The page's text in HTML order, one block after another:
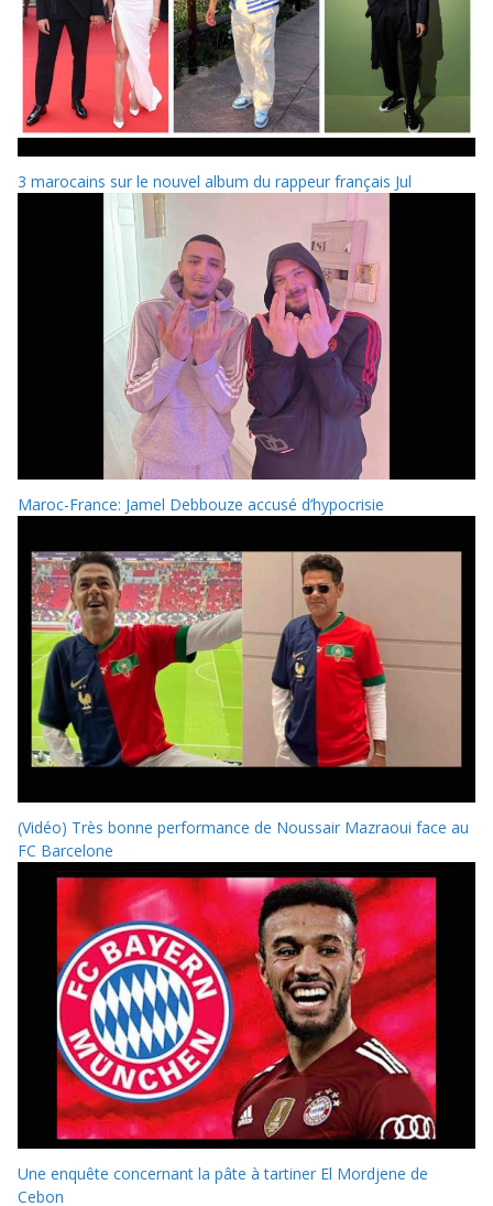
3 marocains sur le nouvel album du rappeur français Jul
Maroc-France: Jamel Debbouze accusé d’hypocrisie
(Vidéo) Très bonne performance de Noussair Mazraoui face au
FC Barcelone
Une enquête concernant la pâte à tartiner El Mordjene de
Cebon